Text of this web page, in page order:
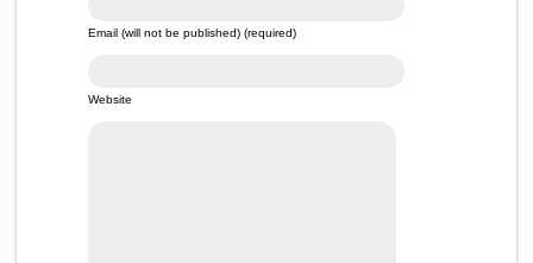
Email (will not be published) (required)
Website